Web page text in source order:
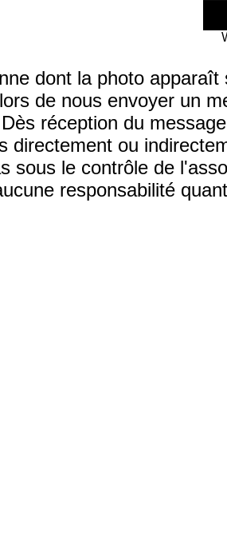
dont la photo
de nous envoyer un
réception du
directement ou
sous le contrôle de
responsabilité